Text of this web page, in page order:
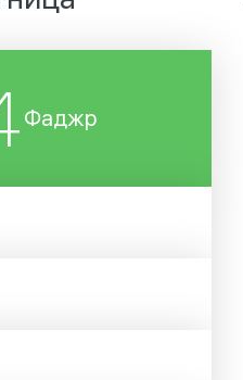
Фаджр